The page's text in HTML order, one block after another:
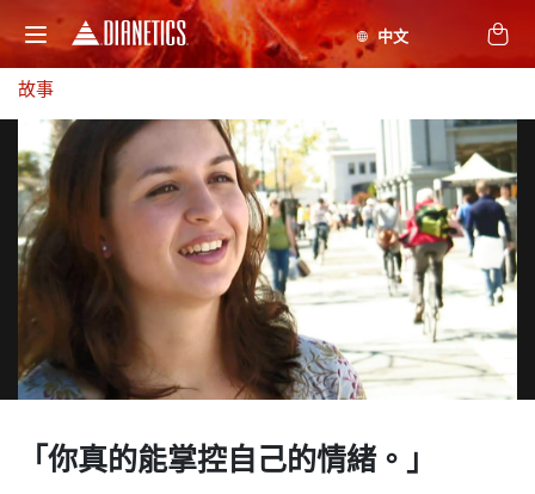
故事
「你真的能掌控自己的情緒。」